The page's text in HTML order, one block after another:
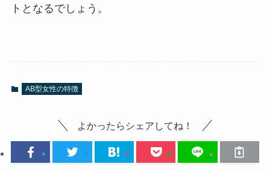
トとなるでしょう。
AB型女性の特徴
よかったらシェアしてね！